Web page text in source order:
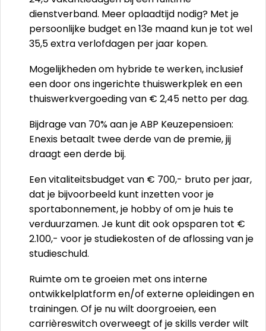
dienstverband. Meer oplaadtijd nodig? Met je
persoonlijke budget en 13e maand kun je tot wel
35,5 extra verlofdagen per jaar kopen.
Mogelijkheden om hybride te werken, inclusief
een door ons ingerichte thuiswerkplek en een
thuiswerkvergoeding van € 2,45 netto per dag.
Bijdrage van 70% aan je ABP Keuzepensioen:
Enexis betaalt twee derde van de premie, jij
draagt een derde bij.
Een vitaliteitsbudget van € 700,- bruto per jaar,
dat je bijvoorbeeld kunt inzetten voor je
sportabonnement, je hobby of om je huis te
verduurzamen. Je kunt dit ook opsparen tot €
2.100,- voor je studiekosten of de aflossing van je
studieschuld.
Ruimte om te groeien met ons interne
ontwikkelplatform en/of externe opleidingen en
trainingen. Of je nu wilt doorgroeien, een
carrièreswitch overweegt of je skills verder wilt